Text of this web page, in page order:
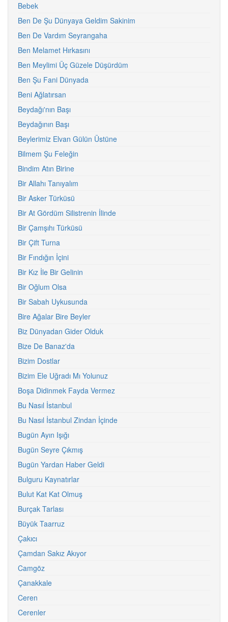
Bebek
Ben De Şu Dünyaya Geldim Sakinim
Ben De Vardım Seyrangaha
Ben Melamet Hırkasını
Ben Meylimi Üç Güzele Düşürdüm
Ben Şu Fani Dünyada
Beni Ağlatırsan
Beydağı'nın Başı
Beydağının Başı
Beylerimiz Elvan Gülün Üstüne
Bilmem Şu Feleğin
Bindim Atın Birine
Bir Allahı Tanıyalım
Bir Asker Türküsü
Bir At Gördüm Silistrenin İlinde
Bir Çamşıhı Türküsü
Bir Çift Turna
Bir Fındığın İçini
Bir Kız İle Bir Gelinin
Bir Oğlum Olsa
Bir Sabah Uykusunda
Bire Ağalar Bire Beyler
Biz Dünyadan Gider Olduk
Bize De Banaz'da
Bizim Dostlar
Bizim Ele Uğradı Mı Yolunuz
Boşa Didinmek Fayda Vermez
Bu Nasıl İstanbul
Bu Nasıl İstanbul Zindan İçinde
Bugün Ayın Işığı
Bugün Seyre Çıkmış
Bugün Yardan Haber Geldi
Bulguru Kaynatırlar
Bulut Kat Kat Olmuş
Burçak Tarlası
Büyük Taarruz
Çakıcı
Çamdan Sakız Akıyor
Camgöz
Çanakkale
Ceren
Cerenler